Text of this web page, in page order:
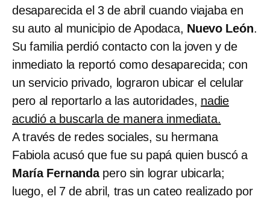
desaparecida el 3 de abril cuando viajaba en
su auto al municipio de Apodaca, Nuevo León.
Su familia perdió contacto con la joven y de
inmediato la reportó como desaparecida; con
un servicio privado, lograron ubicar el celular
pero al reportarlo a las autoridades, nadie
acudió a buscarla de manera inmediata.
A través de redes sociales, su hermana
Fabiola acusó que fue su papá quien buscó a
María Fernandapero sin lograr ubicarla;
luego, el 7 de abril, tras un cateo realizado por